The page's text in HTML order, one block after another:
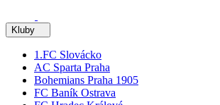
Kluby
1.FC Slovácko
AC Sparta Praha
Bohemians Praha 1905
FC Baník Ostrava